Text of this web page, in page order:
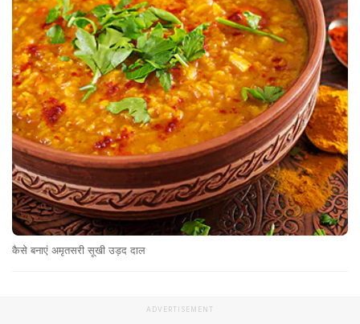
कैसे बनाएं अमृतसरी सूखी उड़द दाल
ADVERTISEMENT